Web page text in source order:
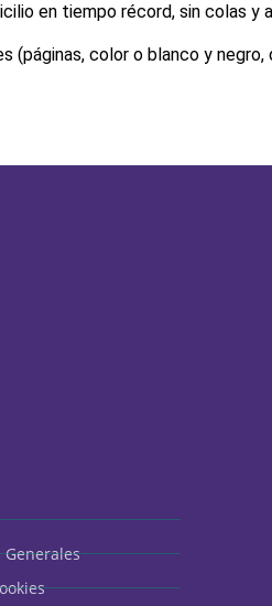
en tiempo récord, sin colas y
(páginas, color o blanco y
Generales